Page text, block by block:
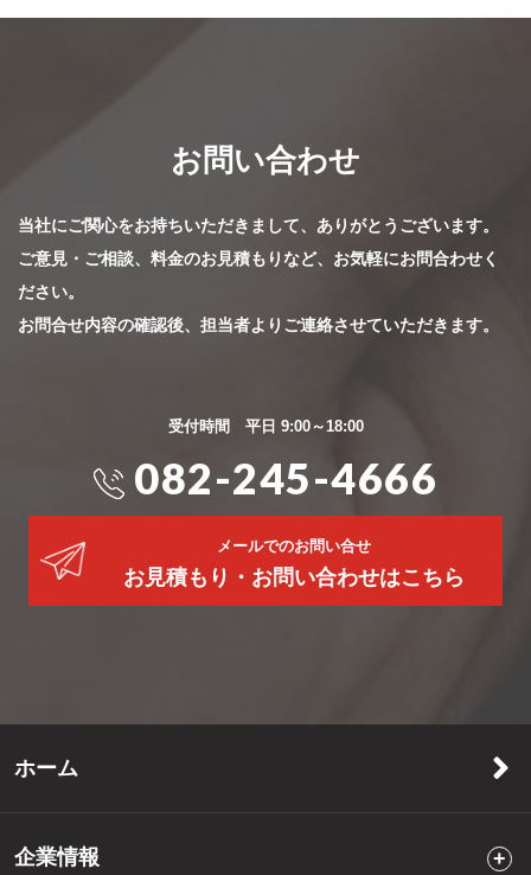
お問い合わせ
当社にご関心をお持ちいただきまして、ありがとうございます。
ご意見・ご相談、料金のお見積もりなど、お気軽にお問合わせく
ださい。
お問合せ内容の確認後、担当者よりご連絡させていただきます。
受付時間 平日 9:00～18:00
082-245-4666
メールでのお問い合せ
お見積もり・お問い合わせはこちら
ホーム
企業情報